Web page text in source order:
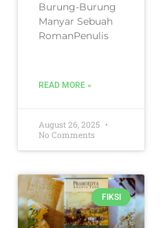
Burung-Burung
Manyar Sebuah
RomanPenulis
READ MORE »
August 26, 2025
No Comments
FIKSI